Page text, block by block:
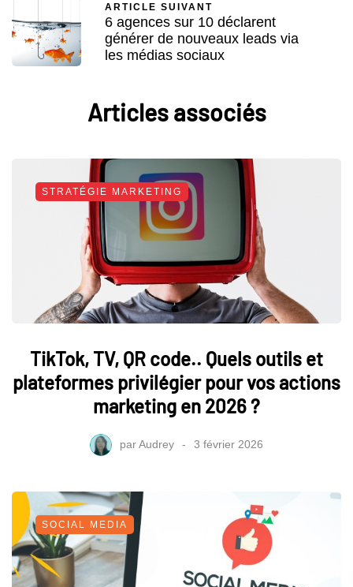
ARTICLE SUIVANT
6 agences sur 10 déclarent
générer de nouveaux leads via
les médias sociaux
Articles associés
STRATÉGIE MARKETING
TikTok, TV, QR code.. Quels outils et
plateformes privilégier pour vos actions
marketing en 2026 ?
parAudrey 3 février 2026
SOCIAL MEDIA